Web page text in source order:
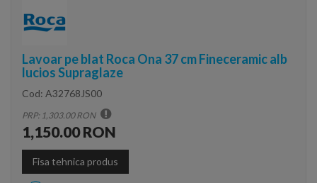
Lavoar pe blat Roca Ona 37 cm Fineceramic alb
lucios Supraglaze
Cod: A32768JS00
PRP: 1,303.00 RON
1,150.00 RON
Fisa tehnica produs